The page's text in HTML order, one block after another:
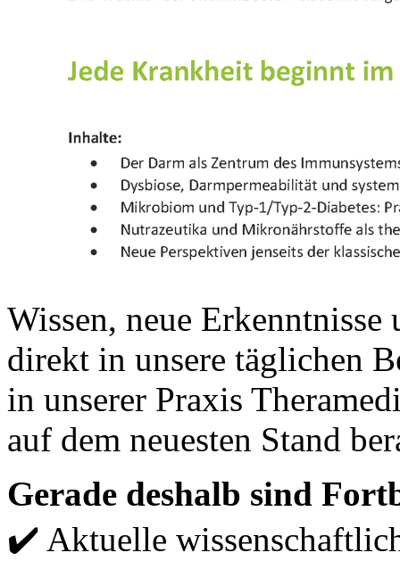
Wissen, neue
direkt in unsere täglichen
in unserer Praxis
auf dem neuesten Stand
Gerade deshalb sind
✔️ Aktuelle